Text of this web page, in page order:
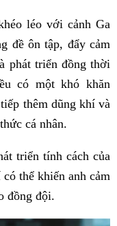
léo với cảnh Ga
đề ôn tập, đẩy cảm
phát triển đồng thời
có một khó khăn
thêm dũng khí và
cá nhân.
triển tính cách của
thể khiến anh cảm
đồng đội.